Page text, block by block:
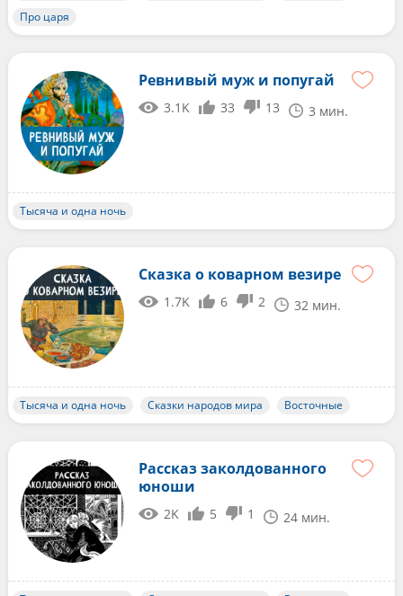
Про царя
Ревнивый муж и попугай
3.1K 33 13 3 мин.
Тысяча и одна ночь
Сказка о коварном везире
1.7K 6 2 32 мин.
Тысяча и одна ночь Сказки народов мира Восточные
Рассказ заколдованного
юноши
2K 5 1 24 мин.